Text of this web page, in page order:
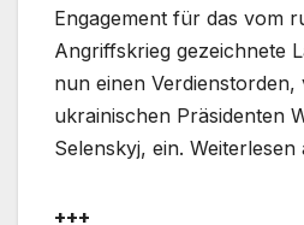
Engagement für das vom
Angriffskrieg gezeichnete
nun einen
ukrainischen Präsidenten
Selenskyj, ein. Weiterlesen
+++